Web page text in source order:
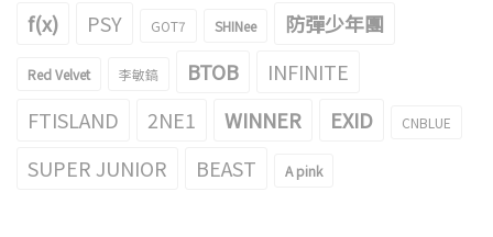
f(x) PSY GOT7 SHINee 防彈少年團
Red Velvet 李敏鎬 BTOB
INFINITE
FTISLAND
2NE1 WINNER EXID CNBLUE
SUPER JUNIOR BEAST A pink